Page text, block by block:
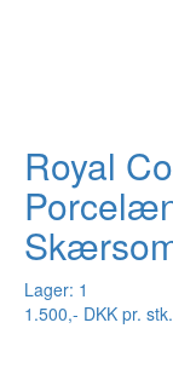
Royal
Lager: 1
1.500,- DKK pr. stk.